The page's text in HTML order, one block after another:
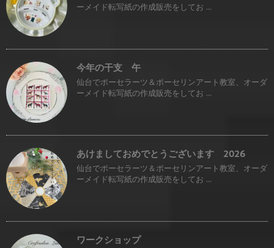
ーメイド転写紙の作成販売をしてお ...
今年の干支 午
仙台でポーセラーツ＆ポーセリンアート教室、オーダ
ーメイド転写紙の作成販売をしてお ...
あけましておめでとうございます 2026
仙台でポーセラーツ＆ポーセリンアート教室、オーダ
ーメイド転写紙の作成販売をしてお ...
ワークショップ